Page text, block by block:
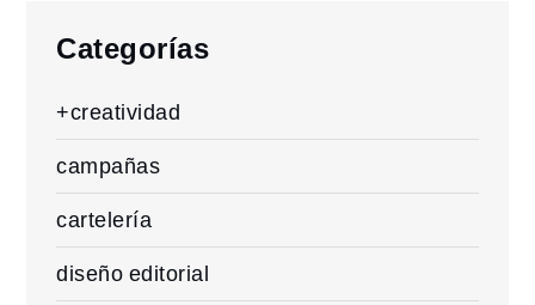
Categorías
+creatividad
campañas
cartelería
diseño editorial